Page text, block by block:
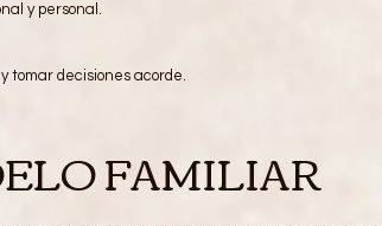
y personal.
decisiones acorde.
FAMILIAR